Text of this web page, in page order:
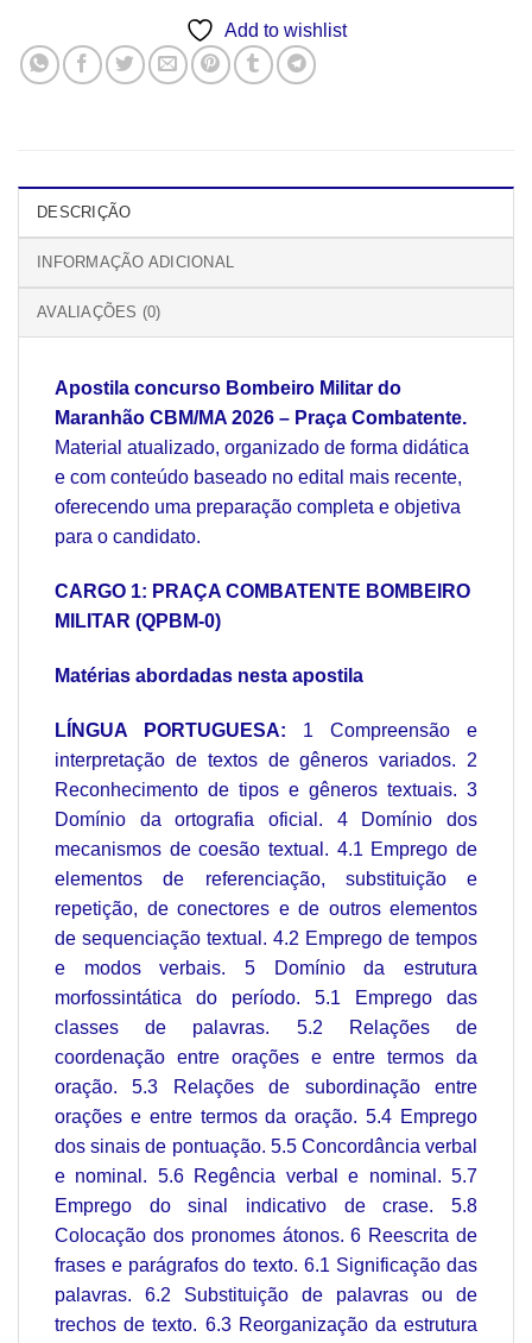
Add to wishlist
DESCRIÇÃO
INFORMAÇÃO ADICIONAL
AVALIAÇÕES (0)
Apostila concurso Bombeiro Militar do
Maranhão CBM/MA 2026 – Praça Combatente.
Material atualizado, organizado de forma didática
e com conteúdo baseado no edital mais recente,
oferecendo uma preparação completa e objetiva
para o candidato.
CARGO 1: PRAÇA COMBATENTE BOMBEIRO
MILITAR (QPBM‐0)
Matérias abordadas nesta apostila
LÍNGUA PORTUGUESA: 1 Compreensão e
interpretação de textos de gêneros variados. 2
Reconhecimento de tipos e gêneros textuais. 3
Domínio da ortografia oficial. 4 Domínio dos
mecanismos de coesão textual. 4.1 Emprego de
elementos de referenciação, substituição e
repetição, de conectores e de outros elementos
de sequenciação textual. 4.2 Emprego de tempos
e modos verbais. 5 Domínio da estrutura
morfossintática do período. 5.1 Emprego das
classes de palavras. 5.2 Relações de
coordenação entre orações e entre termos da
oração. 5.3 Relações de subordinação entre
orações e entre termos da oração. 5.4 Emprego
dos sinais de pontuação. 5.5 Concordância verbal
e nominal. 5.6 Regência verbal e nominal. 5.7
Emprego do sinal indicativo de crase. 5.8
Colocação dos pronomes átonos. 6 Reescrita de
frases e parágrafos do texto. 6.1 Significação das
palavras. 6.2 Substituição de palavras ou de
trechos de texto. 6.3 Reorganização da estrutura